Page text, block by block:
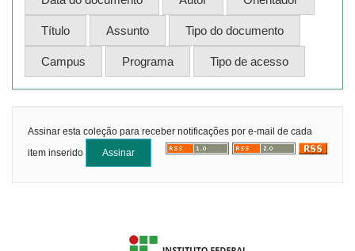
Assinar esta coleção para receber notificações por e-mail de cada
item inserido